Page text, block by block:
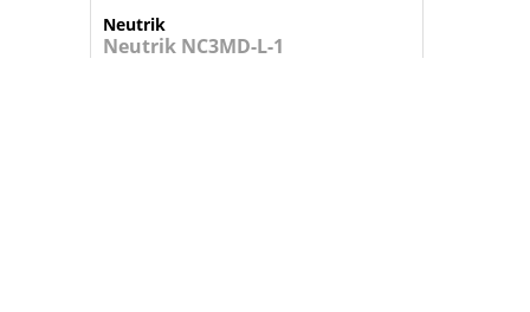
Neutrik
Neutrik NC3MD-L-1